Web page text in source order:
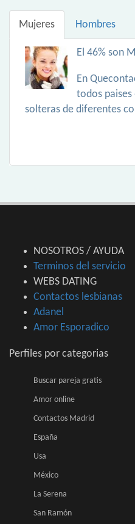
Mujeres Hombres
El 46% son
En
todos paises
solteras de diferentes
NOSOTROS / AYUDA
Terminos del servicio
WEBS DATING
Contactos lesbianas
Adanel
Amor Esporadico
Perfiles por categorias
Buscar pareja gratis
Amor online
Contactos Madrid
España
Usa
México
La Serena
San Ramón